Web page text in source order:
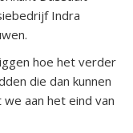
Indra
hoe het verder
die dan kunnen
aan het eind van